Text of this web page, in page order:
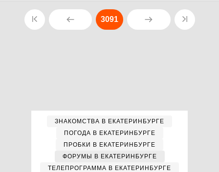
3091
ЗНАКОМСТВА В ЕКАТЕРИНБУРГЕ
ПОГОДА В ЕКАТЕРИНБУРГЕ
ПРОБКИ В ЕКАТЕРИНБУРГЕ
ФОРУМЫ В ЕКАТЕРИНБУРГЕ
ТЕЛЕПРОГРАММА В ЕКАТЕРИНБУРГЕ